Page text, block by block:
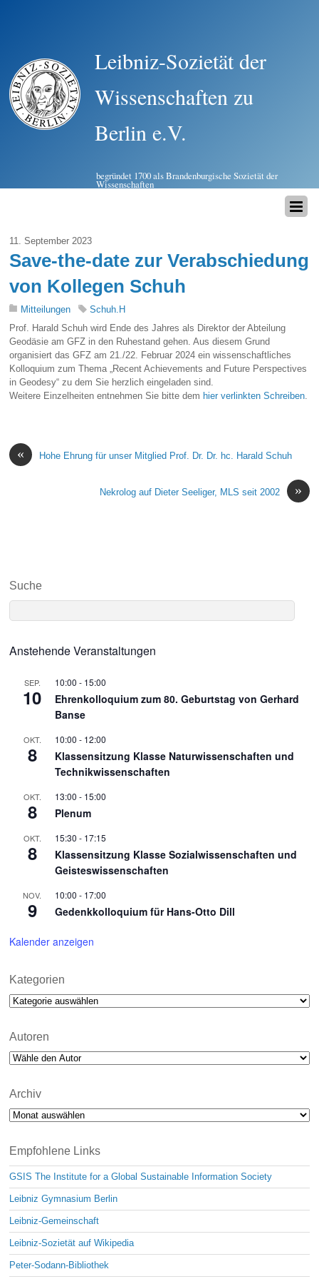
Leibniz-Sozietät der
Wissenschaften zu
Berlin e.V.
begründet 1700 als Brandenburgische Sozietät der
Wissenschaften
11. September 2023
Save-the-date zur Verabschiedung
von Kollegen Schuh
Mitteilungen
Schuh.H
Prof. Harald Schuh wird Ende des Jahres als Direktor der Abteilung
Geodäsie am GFZ in den Ruhestand gehen. Aus diesem Grund
organisiert das GFZ am 21./22. Februar 2024 ein wissenschaftliches
Kolloquium zum Thema „Recent Achievements and Future Perspectives
in Geodesy“ zu dem Sie herzlich eingeladen sind.
Weitere Einzelheiten entnehmen Sie bitte dem hier verlinkten Schreiben.
« Hohe Ehrung für unser Mitglied Prof. Dr. Dr. hc. Harald Schuh
»
Nekrolog auf Dieter Seeliger, MLS seit 2002
Suche
Anstehende Veranstaltungen
SEP.
10
10:00 - 15:00
Ehrenkolloquium zum 80. Geburtstag von Gerhard
Banse
OKT.
8
10:00 - 12:00
Klassensitzung Klasse Naturwissenschaften und
Technikwissenschaften
OKT.
8
13:00 - 15:00
Plenum
OKT.
8
15:30 - 17:15
Klassensitzung Klasse Sozialwissenschaften und
Geisteswissenschaften
NOV.
9
10:00 - 17:00
Gedenkkolloquium für Hans-Otto Dill
Kalender anzeigen
Kategorien
Kategorien
Autoren
Archiv
Archiv
Empfohlene Links
GSIS The Institute for a Global Sustainable Information Society
Leibniz Gymnasium Berlin
Leibniz-Gemeinschaft
Leibniz-Sozietät auf Wikipedia
Peter-Sodann-Bibliothek